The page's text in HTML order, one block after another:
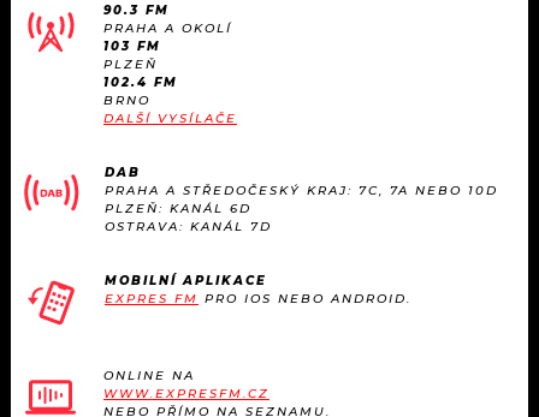
90.3 FM
PRAHA A OKOLÍ
103 FM
PLZEŇ
102.4 FM
BRNO
DALŠÍ VYSÍLAČE
DAB
PRAHA A STŘEDOČESKÝ KRAJ: 7C, 7A NEBO 10D
PLZEŇ: KANÁL 6D
OSTRAVA: KANÁL 7D
MOBILNÍ APLIKACE
EXPRES FM PRO IOS NEBO ANDROID.
ONLINE NA
WWW.EXPRESFM.CZ
NEBO PŘÍMO NA SEZNAMU.